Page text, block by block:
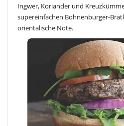
Ingwer, Koriander und
supereinfachen Bohnenburger-
orientalische Note.